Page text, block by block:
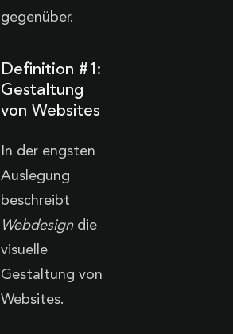
gegenüber.
Definition #1:
Gestaltung
von Websites
In der engsten
Auslegung
beschreibt
Webdesigndie
visuelle
Gestaltung von
Websites.